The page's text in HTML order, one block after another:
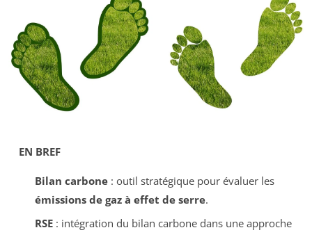
EN BREF
Bilan carbone: outil stratégique pour évaluer les
émissions de gaz à effet de serre.
RSE: intégration du bilan carbone dans une approche